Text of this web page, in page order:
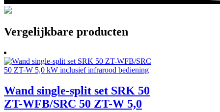
Vergelijkbare producten
Wand single-split set SRK 50
ZT-WFB/SRC 50 ZT-W 5,0